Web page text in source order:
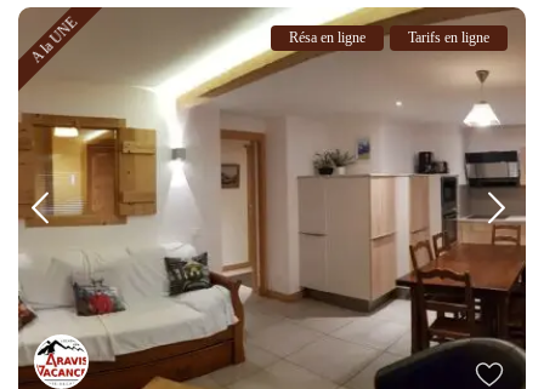
A la UNE Résa en ligne Tarifs en ligne